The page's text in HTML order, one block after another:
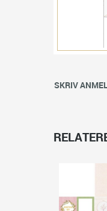
SKRIV